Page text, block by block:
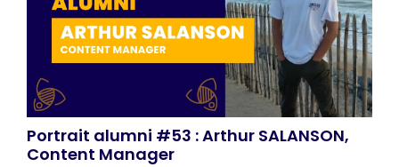
Portrait alumni #53 : Arthur SALANSON,
Content Manager